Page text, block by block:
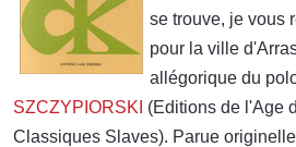
se trouve, je vous
pour la ville
allégorique du
SZCZYPIORSKI (Editions de l'Age
Classiques Slaves). Parue